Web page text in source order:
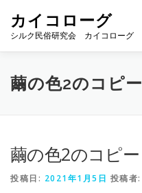
カイコローグ
シルク民俗研究会 カイコローグ
カイコローグの歩み
繭の色2のコピー
繭の色2のコピー
投稿日: 2021年1月5日 投稿者: